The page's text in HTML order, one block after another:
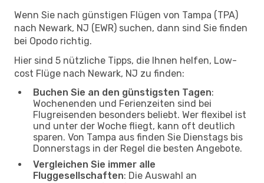
Wenn Sie nach günstigen Flügen von Tampa (TPA)
nach Newark, NJ (EWR) suchen, dann sind Sie finden
bei Opodo richtig.
Hier sind 5 nützliche Tipps, die Ihnen helfen, Low-
cost Flüge nach Newark, NJ zu finden:
Buchen Sie an den günstigsten Tagen:
Wochenenden und Ferienzeiten sind bei
Flugreisenden besonders beliebt. Wer flexibel ist
und unter der Woche fliegt, kann oft deutlich
sparen. Von Tampa aus finden Sie Dienstags bis
Donnerstags in der Regel die besten Angebote.
Vergleichen Sie immer alle
Fluggesellschaften: Die Auswahl an